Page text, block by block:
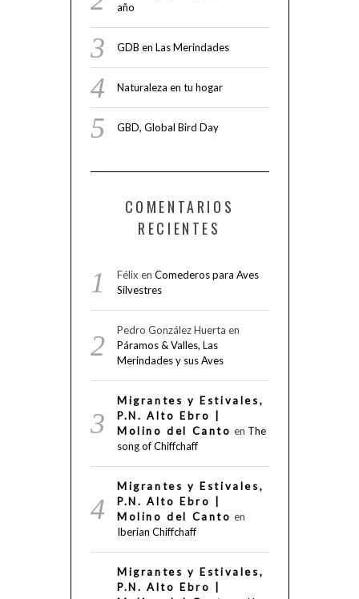
año
GDB en Las Merindades
Naturaleza en tu hogar
GBD, Global Bird Day
COMENTARIOS
RECIENTES
Félix en Comederos para Aves
Silvestres
Pedro González Huerta en
Páramos & Valles, Las
Merindades y sus Aves
Migrantes y Estivales,
P.N. Alto Ebro |
Molino del Canto en The
song of Chiffchaff
Migrantes y Estivales,
P.N. Alto Ebro |
Molino del Canto en
Iberian Chiffchaff
Migrantes y Estivales,
P.N. Alto Ebro |